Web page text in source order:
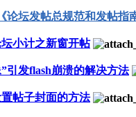
《论坛发帖总规范和发帖指
小计之新窗开帖
引发flash崩溃的解决方法
帖子封面的方法